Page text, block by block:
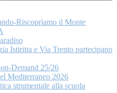
Riscopriamo il Monte
Istiritta e Via Trento partecipano
Demand 25/26
Mediterraneo 2026
strumentale alla scuola